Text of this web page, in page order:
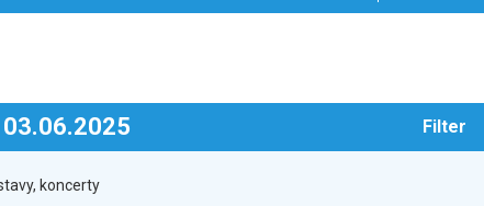
03.06.2025 Filter
koncerty